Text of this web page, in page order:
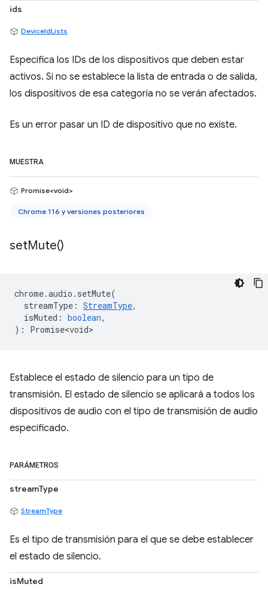
ids
DeviceIdLists
Especifica los IDs de los dispositivos que deben estar
activos. Si no se establece la lista de entrada o de salida,
los dispositivos de esa categoría no se verán afectados.
Es un error pasar un ID de dispositivo que no existe.
MUESTRA
Promise<void>
Chrome 116 y versiones posteriores
setMute()
chrome.audio . setMute(
streamType : StreamType,
isMuted : boolean,
) : Promise<void>
Establece el estado de silencio para un tipo de
transmisión. El estado de silencio se aplicará a todos los
dispositivos de audio con el tipo de transmisión de audio
especificado.
PARÁMETROS
streamType
StreamType
Es el tipo de transmisión para el que se debe establecer
el estado de silencio.
isMuted